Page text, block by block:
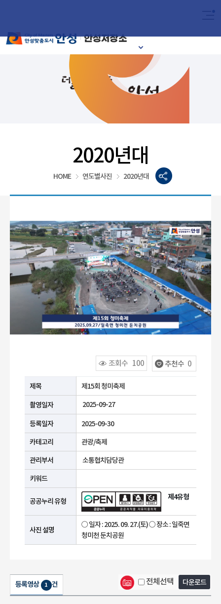
2020년대
HOME 연도별사진 2020년대
조회수 100 추천수 0
제목 제15회 청미축제
촬영일자 2025-09-27
등록일자 2025-09-30
카테고리 관광/축제
관리부서 소통협치담당관
키워드
공공누리 유형 제4유형
사진 설명
○ 일자 : 2025. 09. 27.(토) ○ 장소 : 일죽면
청미천 둔치공원
등록영상 1 건 전체선택 다운로드